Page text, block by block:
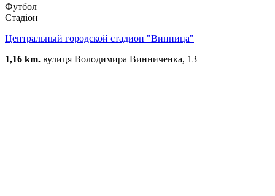
Футбол
Стадіон
Центральный городской стадион "Винница"
1,16 km. вулиця Володимира Винниченка, 13